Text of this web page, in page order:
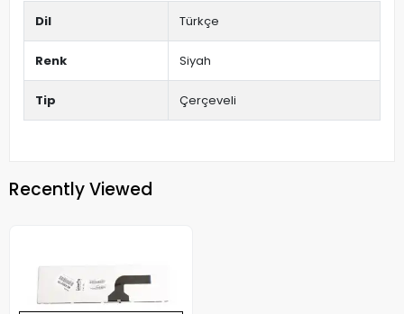
Dil Türkçe
Renk Siyah
Tip Çerçeveli
Recently Viewed